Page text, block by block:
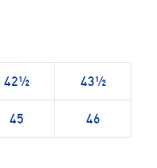
42½ 43½
45 46